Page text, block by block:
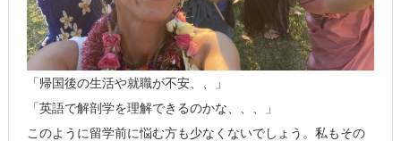
「帰国後の生活や就職が不安、、」
「英語で解剖学を理解できるのかな、、、」
このように留学前に悩む方も少なくないでしょう。私もその